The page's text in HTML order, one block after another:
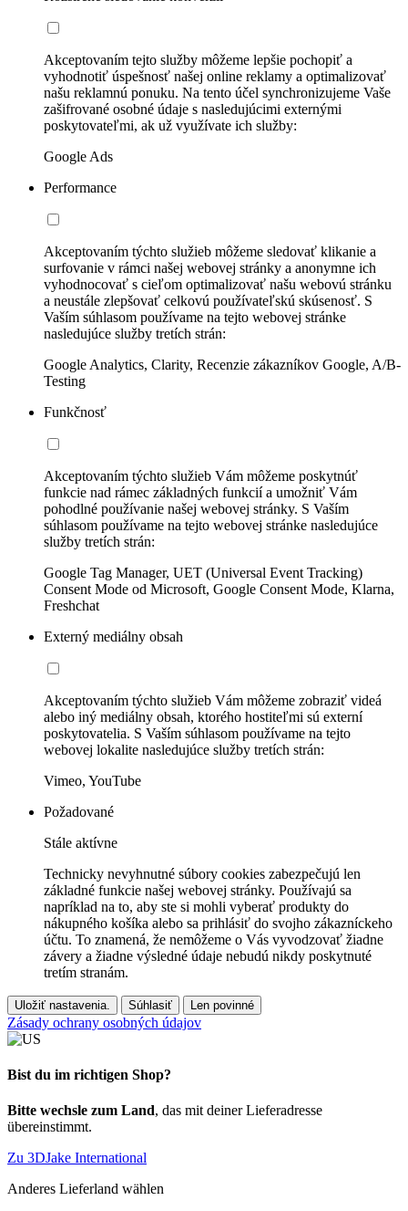
Akceptovaním tejto služby môžeme lepšie pochopiť a
vyhodnotiť úspešnosť našej online reklamy a optimalizovať
našu reklamnú ponuku. Na tento účel synchronizujeme Vaše
zašifrované osobné údaje s nasledujúcimi externými
poskytovateľmi, ak už využívate ich služby:
Google Ads
Performance
Akceptovaním týchto služieb môžeme sledovať klikanie a
surfovanie v rámci našej webovej stránky a anonymne ich
vyhodnocovať s cieľom optimalizovať našu webovú stránku
a neustále zlepšovať celkovú používateľskú skúsenosť. S
Vaším súhlasom používame na tejto webovej stránke
nasledujúce služby tretích strán:
Google Analytics, Clarity, Recenzie zákazníkov Google, A/B-
Testing
Funkčnosť
Akceptovaním týchto služieb Vám môžeme poskytnúť
funkcie nad rámec základných funkcií a umožniť Vám
pohodlné používanie našej webovej stránky. S Vaším
súhlasom používame na tejto webovej stránke nasledujúce
služby tretích strán:
Google Tag Manager, UET (Universal Event Tracking)
Consent Mode od Microsoft, Google Consent Mode, Klarna,
Freshchat
Externý mediálny obsah
Akceptovaním týchto služieb Vám môžeme zobraziť videá
alebo iný mediálny obsah, ktorého hostiteľmi sú externí
poskytovatelia. S Vaším súhlasom používame na tejto
webovej lokalite nasledujúce služby tretích strán:
Vimeo, YouTube
Požadované
Stále aktívne
Technicky nevyhnutné súbory cookies zabezpečujú len
základné funkcie našej webovej stránky. Používajú sa
napríklad na to, aby ste si mohli vyberať produkty do
nákupného košíka alebo sa prihlásiť do svojho zákazníckeho
účtu. To znamená, že nemôžeme o Vás vyvodzovať žiadne
závery a žiadne výsledné údaje nebudú nikdy poskytnuté
tretím stranám.
Uložiť nastavenia. Súhlasiť Len povinné
Zásady ochrany osobných údajov
Bist du im richtigen Shop?
Bitte wechsle zum Land, das mit deiner Lieferadresse
übereinstimmt.
Zu 3DJake International
Anderes Lieferland wählen